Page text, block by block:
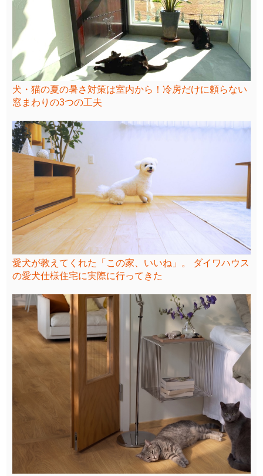
犬・猫の夏の暑さ対策は室内から！冷房だけに頼らない
窓まわりの3つの工夫
愛犬が教えてくれた「この家、いいね」。 ダイワハウス
の愛犬仕様住宅に実際に行ってきた